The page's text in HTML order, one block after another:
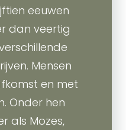
eeuwen
dan veertig
Mensen
en met
Onder hen
als Mozes,